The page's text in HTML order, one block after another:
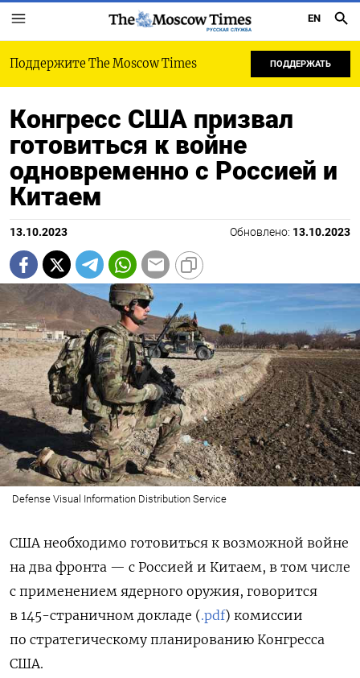
РУССКАЯ СЛУЖБА
EN
Поддержите The Moscow Times ПОДДЕРЖАТЬ
Конгресс США призвал
готовиться к войне
одновременно с Россией и
Китаем
13.10.2023 Обновлено: 13.10.2023
Defense Visual Information Distribution Service
США необходимо готовиться к возможной войне
на два фронта — с Россией и Китаем, в том числе
с применением ядерного оружия, говорится
в 145-страничном докладе (.pdf) комиссии
по стратегическому планированию Конгресса
США.